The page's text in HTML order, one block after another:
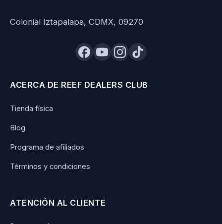
Colonial Iztapalapa, CDMX, 09270
ACERCA DE REEF DEALERS CLUB
Tienda física
Blog
Programa de afiliados
Términos y condiciones
ATENCIÓN AL CLIENTE